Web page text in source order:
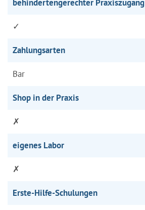
behindertengerechter Praxiszugang
✓
Zahlungsarten
Bar
Shop in der Praxis
✗
eigenes Labor
✗
Erste-Hilfe-Schulungen